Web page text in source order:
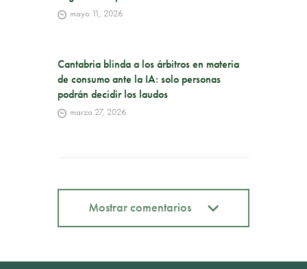
mayo 11, 2026
Cantabria blinda a los árbitros en materia
de consumo ante la IA: solo personas
podrán decidir los laudos
marzo 27, 2026
Mostrar comentarios